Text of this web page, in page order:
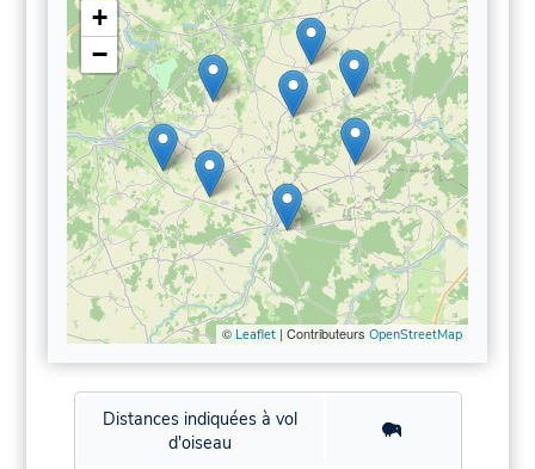
+
−
© Leaflet| Contributeurs OpenStreetMap
Distances indiquées à vol
d'oiseau